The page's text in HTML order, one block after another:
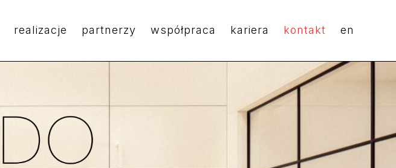
realizacje partnerzy współpraca kariera kontakt en